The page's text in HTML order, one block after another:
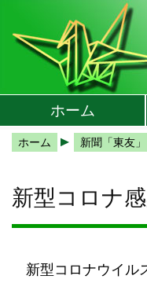
メインメニューへ
サブメニューへ
現在地ナビ（パンくずリ
ホーム
ホーム 新聞「東友」
新型コロナ
新型コロナウイル